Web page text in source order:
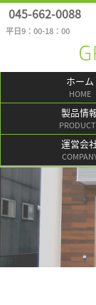
045-662-0088
平日9：00-18：00
ホーム
HOME
製品情
運営会